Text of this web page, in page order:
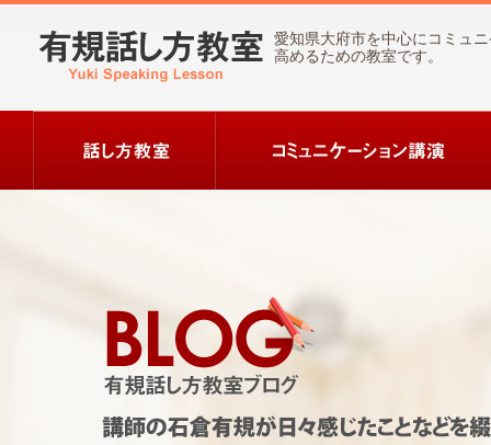
愛知県大府市を中心にコミュ
高めるための教室です。